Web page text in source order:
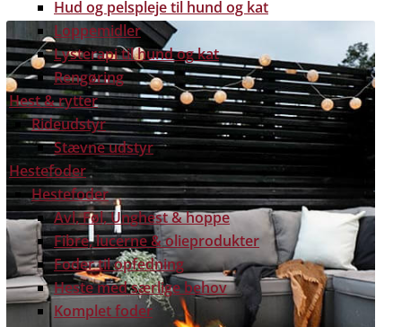
Hud og pelspleje til hund og kat
Loppemidler
Lysterapi til hund og kat
Rengøring
Hest & rytter
Rideudstyr
Stævne udstyr
Hestefoder
Hestefoder
Avl, Føl, Unghest & hoppe
Fibre, lucerne & olieprodukter
Foder til opfedning
Heste med særlige behov
Komplet foder